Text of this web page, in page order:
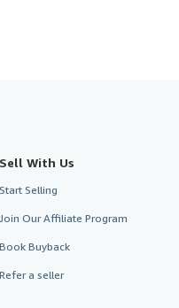
Sell With Us
Start Selling
Join Our Affiliate Program
Book Buyback
Refer a seller